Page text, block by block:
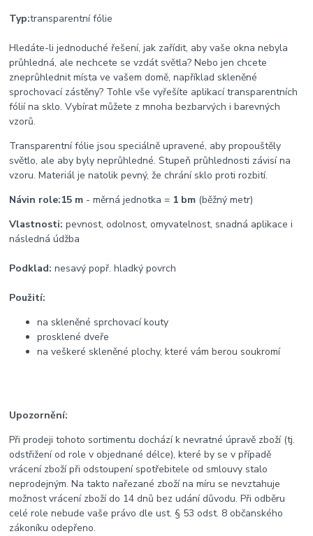
Typ:transparentní fólie
Hledáte-li jednoduché řešení, jak zařídit, aby vaše okna nebyla
průhledná, ale nechcete se vzdát světla? Nebo jen chcete
zneprůhlednit místa ve vašem domě, například skleněné
sprochovací zástěny? Tohle vše vyřešíte aplikací transparentních
fólií na sklo. Vybírat můžete z mnoha bezbarvých i barevných
vzorů.
Transparentní fólie jsou speciálně upravené, aby propouštěly
světlo, ale aby byly neprůhledné. Stupeň průhlednosti závisí na
vzoru. Materiál je natolik pevný, že chrání sklo proti rozbití.
Návin role:15 m - měrná jednotka = 1 bm (běžný metr)
Vlastnosti: pevnost, odolnost, omyvatelnost, snadná aplikace i
následná údžba
Podklad:nesavý popř. hladký povrch
Použití:
na skleněné sprchovací kouty
prosklené dveře
na veškeré skleněné plochy, které vám berou soukromí
Upozornění:
Při prodeji tohoto sortimentu dochází k nevratné úpravě zboží (tj.
odstřižení od role v objednané délce), které by se v případě
vrácení zboží při odstoupení spotřebitele od smlouvy stalo
neprodejným. Na takto nařezané zboží na míru se nevztahuje
možnost vrácení zboží do 14 dnů bez udání důvodu. Při odběru
celé role nebude vaše právo dle ust. § 53 odst. 8 občanského
zákoníku odepřeno.